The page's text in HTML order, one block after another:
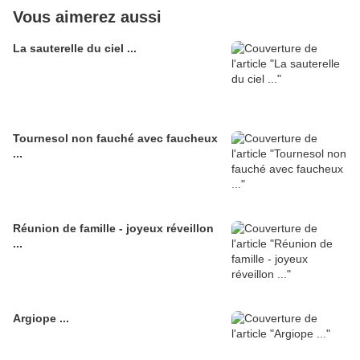
Vous aimerez aussi
La sauterelle du ciel ...
Tournesol non fauché avec faucheux
...
Réunion de famille - joyeux réveillon
...
Argiope ...